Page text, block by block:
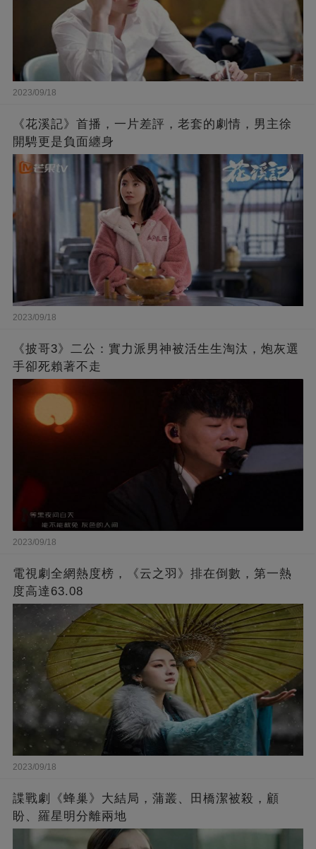
2023/09/18
《花溪記》首播，一片差評，老套的劇情，男主徐
開騁更是負面纏身
2023/09/18
《披哥3》二公：實力派男神被活生生淘汰，炮灰選
手卻死賴著不走
2023/09/18
電視劇全網熱度榜，《云之羽》排在倒數，第一熱
度高達63.08
2023/09/18
諜戰劇《蜂巢》大結局，蒲叢、田橋潔被殺，顧
盼、羅星明分離兩地